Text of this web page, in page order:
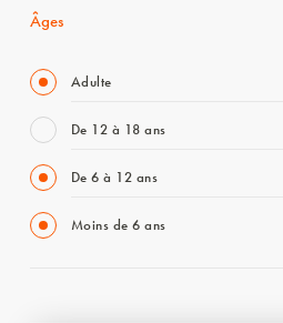
Âges
Adulte
De 12 à 18 ans
De 6 à 12 ans
Moins de 6 ans